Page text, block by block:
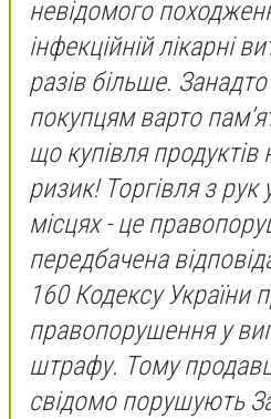
невідомого
інфекційній лікарні
разів більше.
покупцям варто
що купівля
ризик! Торгівля з
місцях - це
передбачена
160 Кодексу України
правопорушення у
штрафу. Тому
свідомо порушують